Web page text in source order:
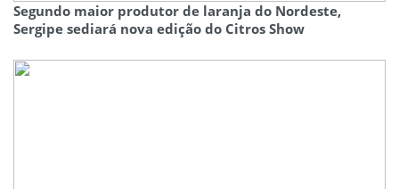
Segundo maior produtor de laranja do Nordeste,
Sergipe sediará nova edição do Citros Show